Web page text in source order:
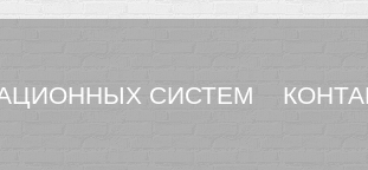
СИСТЕМ